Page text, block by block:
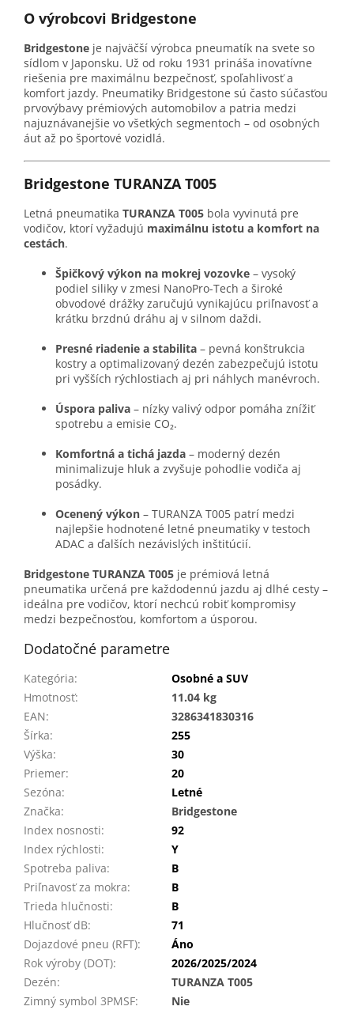
O výrobcovi Bridgestone
Bridgestone je najväčší výrobca pneumatík na svete so
sídlom v Japonsku. Už od roku 1931 prináša inovatívne
riešenia pre maximálnu bezpečnosť, spoľahlivosť a
komfort jazdy. Pneumatiky Bridgestone sú často súčasťou
prvovýbavy prémiových automobilov a patria medzi
najuznávanejšie vo všetkých segmentoch – od osobných
áut až po športové vozidlá.
Bridgestone TURANZA T005
Letná pneumatika TURANZA T005 bola vyvinutá pre
vodičov, ktorí vyžadujú maximálnu istotu a komfort na
cestách.
Špičkový výkon na mokrej vozovke – vysoký
podiel siliky v zmesi NanoPro-Tech a široké
obvodové drážky zaručujú vynikajúcu priľnavosť a
krátku brzdnú dráhu aj v silnom daždi.
Presné riadenie a stabilita – pevná konštrukcia
kostry a optimalizovaný dezén zabezpečujú istotu
pri vyšších rýchlostiach aj pri náhlych manévroch.
Úspora paliva – nízky valivý odpor pomáha znížiť
spotrebu a emisie CO₂.
Komfortná a tichá jazda – moderný dezén
minimalizuje hluk a zvyšuje pohodlie vodiča aj
posádky.
Ocenený výkon – TURANZA T005 patrí medzi
najlepšie hodnotené letné pneumatiky v testoch
ADAC a ďalších nezávislých inštitúcií.
Bridgestone TURANZA T005 je prémiová letná
pneumatika určená pre každodennú jazdu aj dlhé cesty –
ideálna pre vodičov, ktorí nechcú robiť kompromisy
medzi bezpečnosťou, komfortom a úsporou.
Dodatočné parametre
Kategória:
Osobné a SUV
Hmotnosť:
11.04 kg
EAN:
3286341830316
Šírka:
255
Výška:
30
Priemer:
20
Sezóna:
Letné
Značka:
Bridgestone
Index nosnosti:
92
Index rýchlosti:
Y
Spotreba paliva:
B
Priľnavosť za mokra:
B
Trieda hlučnosti:
B
Hlučnosť dB:
71
Dojazdové pneu (RFT):
Áno
Rok výroby (DOT):
2026/2025/2024
Dezén:
TURANZA T005
Zimný symbol 3PMSF:
Nie